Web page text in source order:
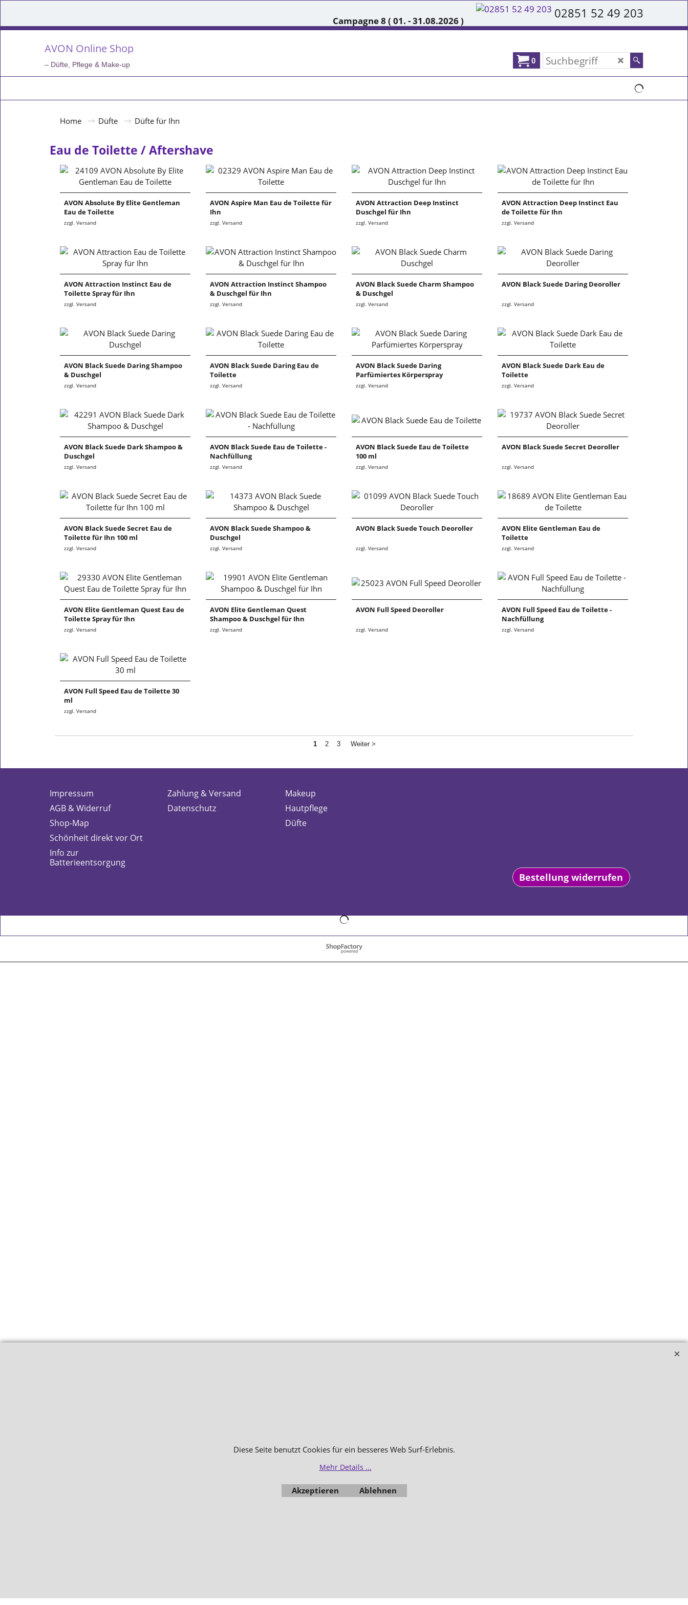
Campagne 8 ( 01. - 31.08.2026 ) 02851 52 49 203
AVON Online Shop
– Düfte, Pflege & Make-up 0
Home Düfte Düfte für Ihn
Eau de Toilette / Aftershave
AVON Absolute By Elite Gentleman
Eau de Toilette
zzgl. Versand
AVON Aspire Man Eau de Toilette für
Ihn
zzgl. Versand
AVON Attraction Deep Instinct
Duschgel für Ihn
zzgl. Versand
AVON Attraction Deep Instinct Eau
de Toilette für Ihn
zzgl. Versand
AVON Attraction Instinct Eau de
Toilette Spray für Ihn
zzgl. Versand
AVON Attraction Instinct Shampoo
& Duschgel für Ihn
zzgl. Versand
AVON Black Suede Charm Shampoo
& Duschgel
zzgl. Versand
AVON Black Suede Daring Deoroller
zzgl. Versand
AVON Black Suede Daring Shampoo
& Duschgel
zzgl. Versand
AVON Black Suede Daring Eau de
Toilette
zzgl. Versand
AVON Black Suede Daring
Parfümiertes Körperspray
zzgl. Versand
AVON Black Suede Dark Eau de
Toilette
zzgl. Versand
AVON Black Suede Dark Shampoo &
Duschgel
zzgl. Versand
AVON Black Suede Eau de Toilette -
Nachfüllung
zzgl. Versand
AVON Black Suede Eau de Toilette
100 ml
zzgl. Versand
AVON Black Suede Secret Deoroller
zzgl. Versand
AVON Black Suede Secret Eau de
Toilette für Ihn 100 ml
zzgl. Versand
AVON Black Suede Shampoo &
Duschgel
zzgl. Versand
AVON Black Suede Touch Deoroller
zzgl. Versand
AVON Elite Gentleman Eau de
Toilette
zzgl. Versand
AVON Elite Gentleman Quest Eau de
Toilette Spray für Ihn
zzgl. Versand
AVON Elite Gentleman Quest
Shampoo & Duschgel für Ihn
zzgl. Versand
AVON Full Speed Deoroller
zzgl. Versand
AVON Full Speed Eau de Toilette -
Nachfüllung
zzgl. Versand
AVON Full Speed Eau de Toilette 30
ml
zzgl. Versand
1 2 3 Weiter >
Impressum
AGB & Widerruf
Shop-Map
Schönheit direkt vor Ort
Info zur
Batterieentsorgung
Zahlung & Versand
Datenschutz
Makeup
Hautpflege
Düfte
Bestellung widerrufen
WebShop erstellt mit
ShopFactory Shop
Diese Seite benutzt Cookies für ein besseres Web Surf-Erlebnis.
Mehr Details ...
Akzeptieren Ablehnen